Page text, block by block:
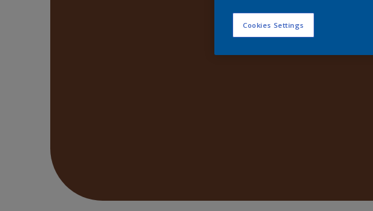
Cookies Settings